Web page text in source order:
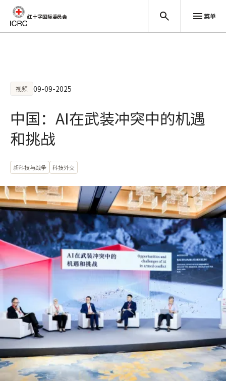
红十字国际委员会 菜单
视频 09-09-2025
中国：AI在武装冲突中的机遇
和挑战
新科技与战争 科技外交